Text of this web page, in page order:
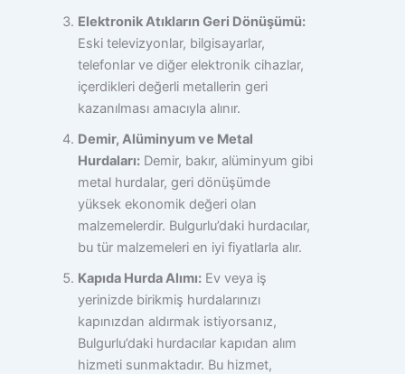
Elektronik Atıkların Geri Dönüşümü:
Eski televizyonlar, bilgisayarlar,
telefonlar ve diğer elektronik cihazlar,
içerdikleri değerli metallerin geri
kazanılması amacıyla alınır.
Demir, Alüminyum ve Metal
Hurdaları:Demir, bakır, alüminyum gibi
metal hurdalar, geri dönüşümde
yüksek ekonomik değeri olan
malzemelerdir. Bulgurlu’daki hurdacılar,
bu tür malzemeleri en iyi fiyatlarla alır.
Kapıda Hurda Alımı:Ev veya iş
yerinizde birikmiş hurdalarınızı
kapınızdan aldırmak istiyorsanız,
Bulgurlu’daki hurdacılar kapıdan alım
hizmeti sunmaktadır. Bu hizmet,